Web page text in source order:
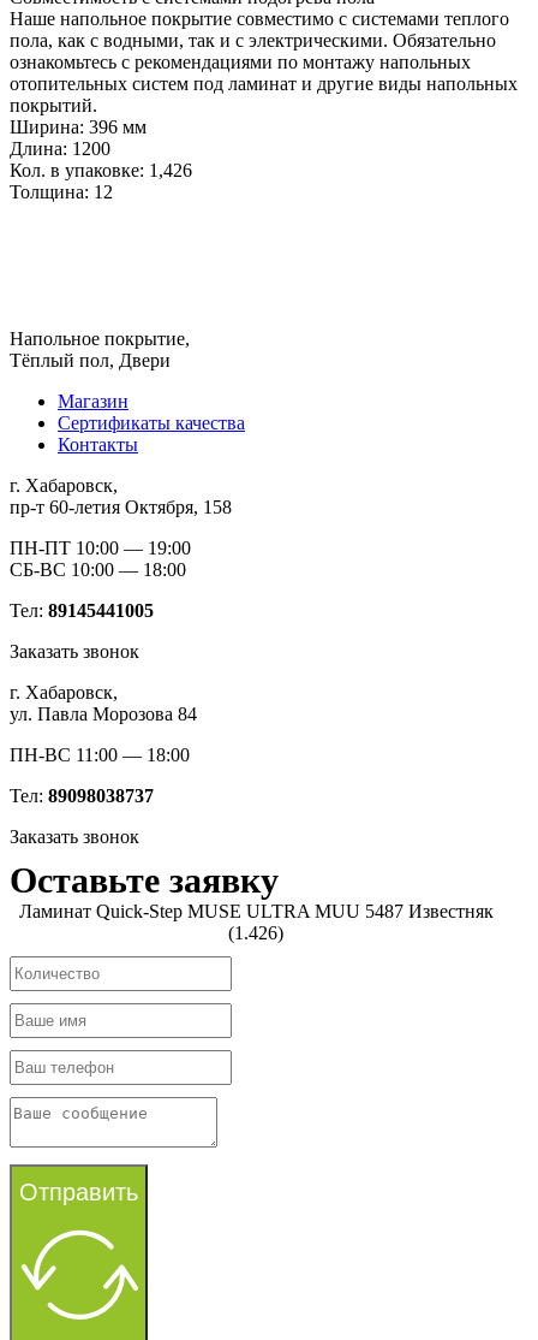
Наше напольное покрытие совместимо с системами теплого
пола, как с водными, так и с электрическими. Обязательно
ознакомьтесь с рекомендациями по монтажу напольных
отопительных систем под ламинат и другие виды напольных
покрытий.
Ширина: 396 мм
Длина: 1200
Кол. в упаковке: 1,426
Толщина: 12
Напольное покрытие,
Тёплый пол, Двери
Магазин
Сертификаты качества
Контакты
г. Хабаровск,
пр-т 60-летия Октября, 158
ПН-ПТ 10:00 — 19:00
СБ-ВС 10:00 — 18:00
Тел: 89145441005
Заказать звонок
г. Хабаровск,
ул. Павла Морозова 84
ПН-ВС 11:00 — 18:00
Тел: 89098038737
Заказать звонок
Оставьте заявку
Ламинат Quick-Step MUSE ULTRA MUU 5487 Известняк
(1.426)
Отправить